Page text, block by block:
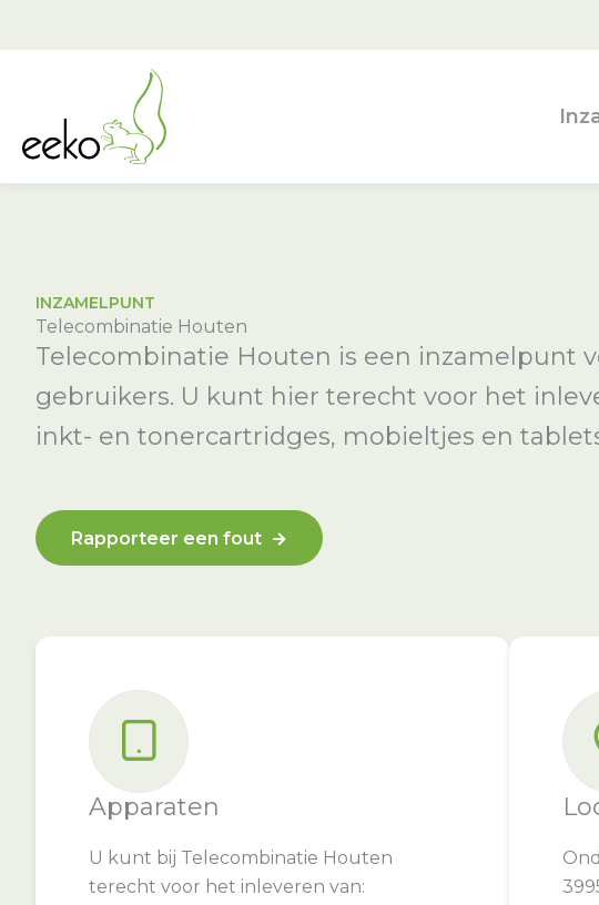
INZAMELPUNT
Telecombinatie Houten
Telecombinatie Houten is een inzamelpunt
gebruikers. U kunt hier terecht voor het
inkt- en tonercartridges, mobieltjes en
Rapporteer een fout
Apparaten
U kunt bij Telecombinatie Houten
terecht voor het inleveren van: